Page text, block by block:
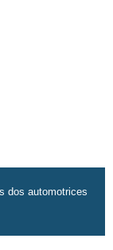
dos automotrices